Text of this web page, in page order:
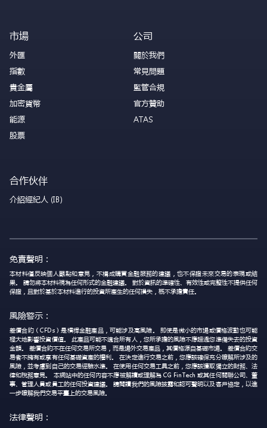
市場
外匯
指數
貴金屬
加密貨幣
能源
股票
公司
關於我們
常見問題
監管合規
官方贊助
ATAS
合作伙伴
介紹經紀人 (IB)
免責聲明：
本材料僅反映個人觀點和意見，不構成購買金融服務的建議，也不保證未來交易的表現或結
果。 請勿將本材料視為任何形式的金融建議。 對於資訊的準確性、有效性或完整性不提供任何
保證，且對於基於本材料進行的投資所產生的任何損失，概不承擔責任。
風險警示：
差價合約（CFDs）是槓桿金融產品，可能涉及高風險。 即使是微小的市場或價格波動也可能
極大地影響投資價值。 此產品可能不適合所有人，您所承擔的風險不應超過您準備失去的投資
金額。 差價合約不在任何交易所交易，而是場外交易產品，其價格源自基礎市場。 差價合約交
易者不擁有或享有任何基礎資產的權利。 在決定進行交易之前，您應該確保充分瞭解所涉及的
風險，並考慮到自己的交易經驗水準。 在使用任何交易工具之前，您應該獲取獨立的財務、法
律和稅務意見。 本網站中的任何內容不應被解讀或理解為 CG FinTech 或其任何關聯公司、董
事、管理人員或員工的任何投資建議。 請閱讀我們的風險披露和認可聲明以及客戶協定，以進
一步瞭解我們交易平臺上的交易風險。
法律聲明：